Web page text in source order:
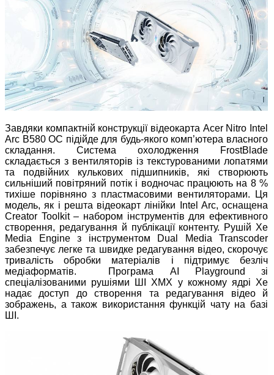
Завдяки компактній конструкції відеокарта Acer Nitro Intel
Arc B580 OC підійде для будь-якого комп’ютера власного
складання. Система охолодження FrostBlade
складається з вентиляторів із текстурованими лопатями
та подвійних кулькових підшипників, які створюють
сильніший повітряний потік і водночас працюють на 8 %
тихіше порівняно з пластмасовими вентиляторами. Ця
модель, як і решта відеокарт лінійки Intel Arc, оснащена
Creator Toolkit – набором інструментів для ефективного
створення, редагування й публікації контенту. Рушій Xe
Media Engine з інструментом Dual Media Transcoder
забезпечує легке та швидке редагування відео, скорочує
тривалість обробки матеріалів і підтримує безліч
медіаформатів. Програма AI Playground зі
спеціалізованими рушіями ШІ XMX у кожному ядрі Xe
надає доступ до створення та редагування відео й
зображень, а також використання функцій чату на базі
ШІ.